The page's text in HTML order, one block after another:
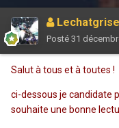
Posté 31
Salut à tous et à toutes !
ci-dessous je candidate
souhaite une bonne